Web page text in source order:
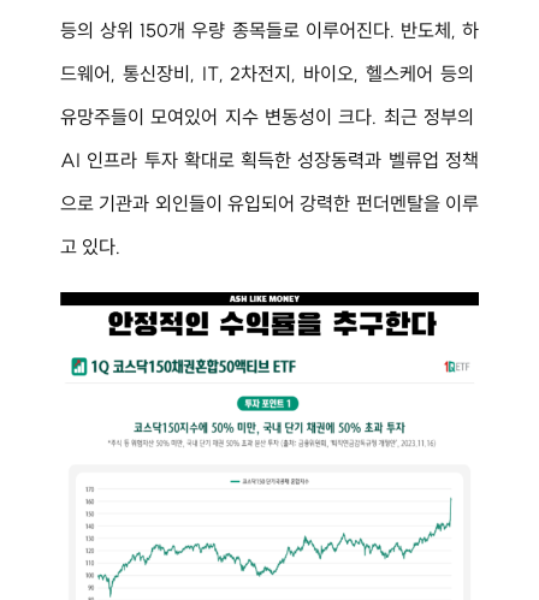
등의 상위 150개 우량 종목들로 이루어진다. 반도체, 하
드웨어, 통신장비, IT, 2차전지, 바이오, 헬스케어 등의
유망주들이 모여있어 지수 변동성이 크다. 최근 정부의
AI 인프라 투자 확대로 획득한 성장동력과 벨류업 정책
으로 기관과 외인들이 유입되어 강력한 펀더멘탈을 이루
고 있다.